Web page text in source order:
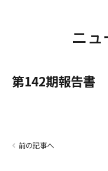
ニュ
第142期報告書
前の記事へ